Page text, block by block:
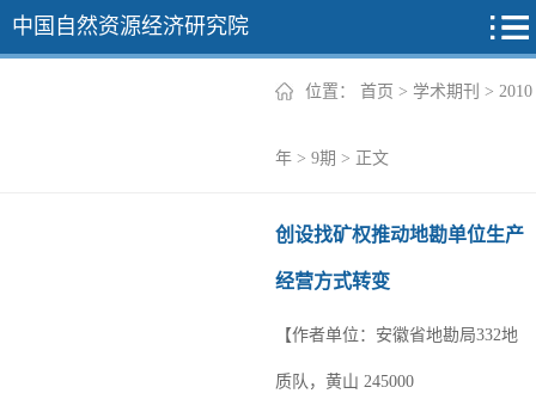
中国自然资源经济研究院
位置： 首页 > 学术期刊 > 2010
年 > 9期 > 正文
创设找矿权推动地勘单位生产
经营方式转变
【作者单位：安徽省地勘局332地
质队，黄山 245000